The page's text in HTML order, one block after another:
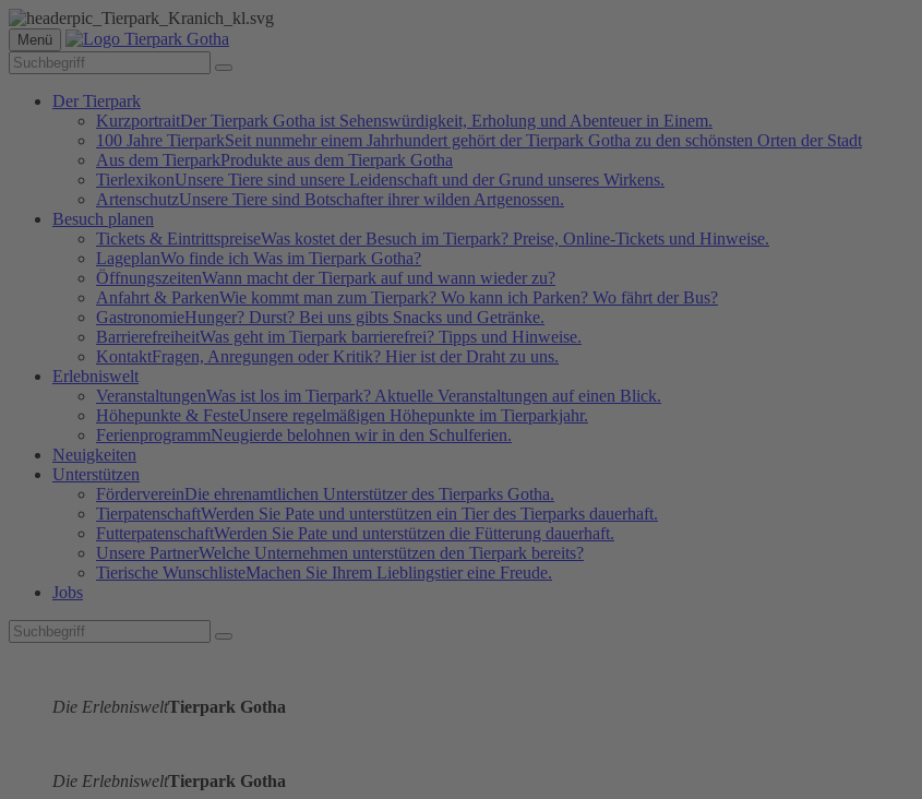
Menü
Der Tierpark
KurzportraitDer Tierpark Gotha ist Sehenswürdigkeit, Erholung und Abenteuer in Einem.
100 Jahre TierparkSeit nunmehr einem Jahrhundert gehört der Tierpark Gotha zu den schönsten Orten der Stadt
Aus dem TierparkProdukte aus dem Tierpark Gotha
TierlexikonUnsere Tiere sind unsere Leidenschaft und der Grund unseres Wirkens.
ArtenschutzUnsere Tiere sind Botschafter ihrer wilden Artgenossen.
Besuch planen
Tickets & EintrittspreiseWas kostet der Besuch im Tierpark? Preise, Online-Tickets und Hinweise.
LageplanWo finde ich Was im Tierpark Gotha?
ÖffnungszeitenWann macht der Tierpark auf und wann wieder zu?
Anfahrt & ParkenWie kommt man zum Tierpark? Wo kann ich Parken? Wo fährt der Bus?
GastronomieHunger? Durst? Bei uns gibts Snacks und Getränke.
BarrierefreiheitWas geht im Tierpark barrierefrei? Tipps und Hinweise.
KontaktFragen, Anregungen oder Kritik? Hier ist der Draht zu uns.
Erlebniswelt
VeranstaltungenWas ist los im Tierpark? Aktuelle Veranstaltungen auf einen Blick.
Höhepunkte & FesteUnsere regelmäßigen Höhepunkte im Tierparkjahr.
FerienprogrammNeugierde belohnen wir in den Schulferien.
Neuigkeiten
Unterstützen
FördervereinDie ehrenamtlichen Unterstützer des Tierparks Gotha.
TierpatenschaftWerden Sie Pate und unterstützen ein Tier des Tierparks dauerhaft.
FutterpatenschaftWerden Sie Pate und unterstützen die Fütterung dauerhaft.
Unsere PartnerWelche Unternehmen unterstützen den Tierpark bereits?
Tierische WunschlisteMachen Sie Ihrem Lieblingstier eine Freude.
Jobs
Die ErlebnisweltTierpark Gotha
Die ErlebnisweltTierpark Gotha